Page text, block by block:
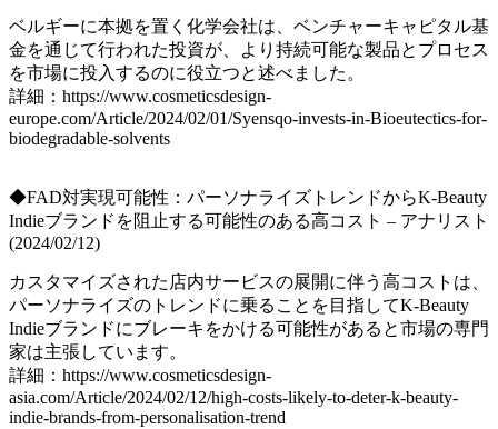
ベルギーに本拠を置く化学会社は、ベンチャーキャピタル基
金を通じて行われた投資が、より持続可能な製品とプロセス
を市場に投入するのに役立つと述べました。
詳細：https://www.cosmeticsdesign-
europe.com/Article/2024/02/01/Syensqo-invests-in-Bioeutectics-for-
biodegradable-solvents
◆FAD対実現可能性：パーソナライズトレンドからK-Beauty
Indieブランドを阻止する可能性のある高コスト – アナリスト
(2024/02/12)
カスタマイズされた店内サービスの展開に伴う高コストは、
パーソナライズのトレンドに乗ることを目指してK-Beauty
Indieブランドにブレーキをかける可能性があると市場の専門
家は主張しています。
詳細：https://www.cosmeticsdesign-
asia.com/Article/2024/02/12/high-costs-likely-to-deter-k-beauty-
indie-brands-from-personalisation-trend